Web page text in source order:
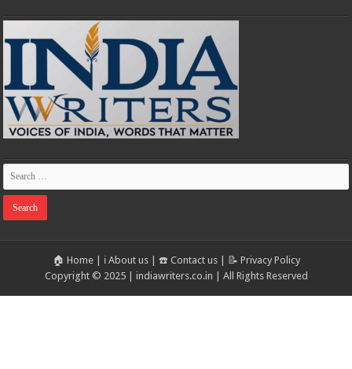
🏠 Home| ℹ️ About us| ☎️ Contact us|
📝 Privacy Policy
Copyright © 2025 | indiawriters.co.in | All Rights Reserved